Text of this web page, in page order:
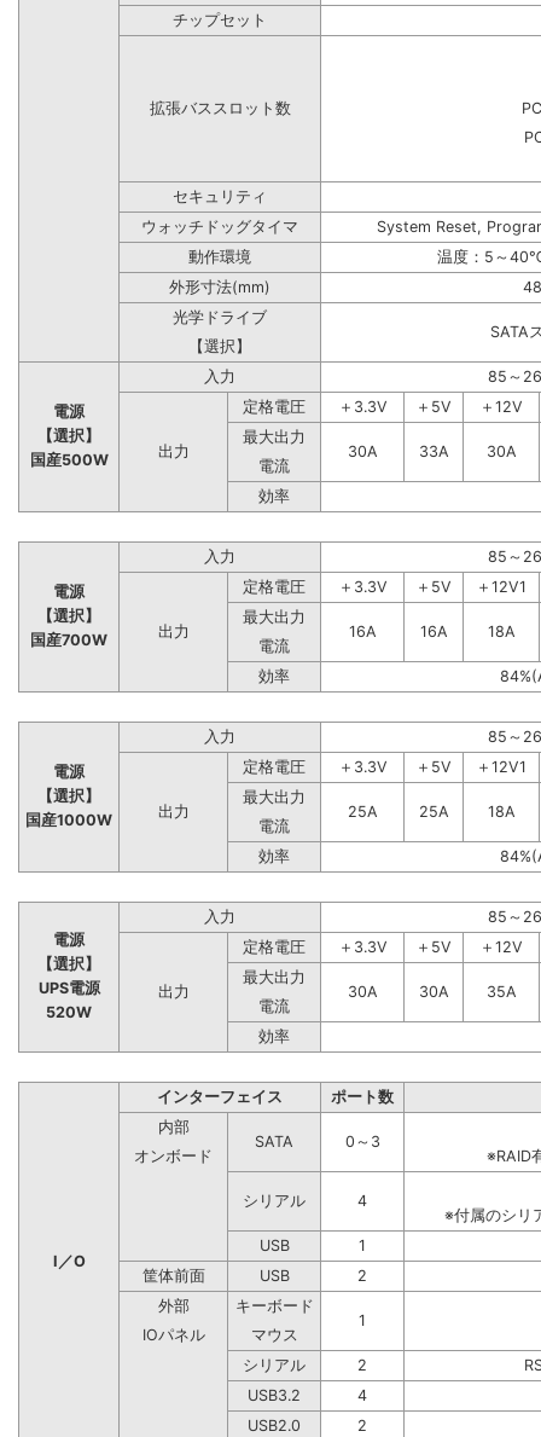
チップセット
拡張バススロット数
セキュリティ
ウォッチドッグタイマ
System Reset,
動作環境
温度：5～
外形寸法(mm)
光学ドライブ
SATA
【選択】
電源
【選択】
国産500W
入力 85～
出力
定格電圧 ＋3.3V ＋5V
＋12V
最大出力
30A
33A
30A
電流
効率
電源
【選択】
国産700W
入力 85～
出力
定格電圧 ＋3.3V ＋5V
＋12V1
最大出力
16A
16A
18A
電流
効率
電源
【選択】
国産1000W
入力 85～
出力
定格電圧 ＋3.3V ＋5V
＋12V1
最大出力
25A
25A
18A
電流
効率
電源
【選択】
UPS電源
520W
入力 85～
出力
定格電圧 ＋3.3V ＋5V
＋12V
最大出力
30A
30A
35A
電流
効率
I／O
インターフェイス
ポート数
内部
SATA
0～3
オンボード
※RAID
シリアル
4
※付属のシリ
USB
1
筐体前面
USB
2
外部
キーボード
1
IOパネル
マウス
シリアル
2
USB3.2
4
USB2.0
2